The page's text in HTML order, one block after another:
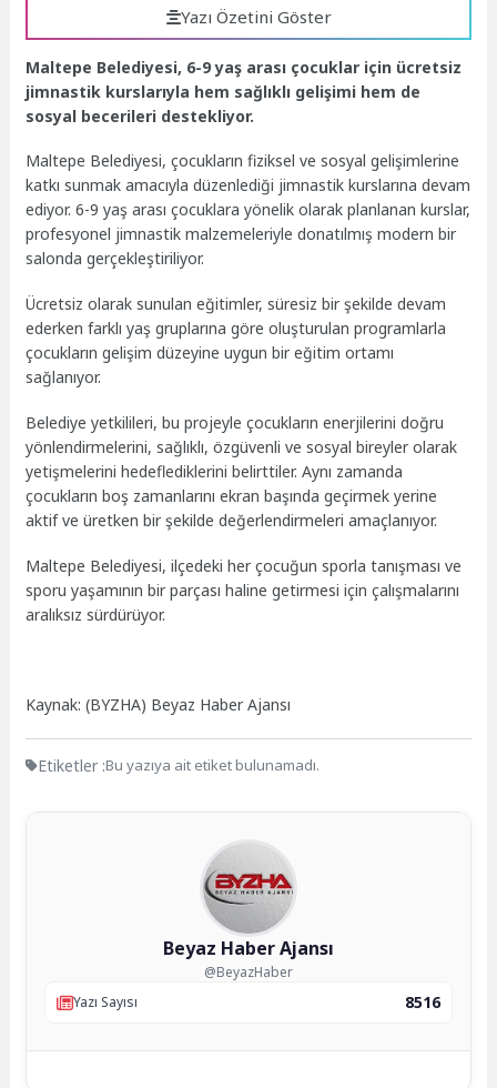
Yazı Özetini Göster
Maltepe Belediyesi, 6-9 yaş arası çocuklar için ücretsiz
jimnastik kurslarıyla hem sağlıklı gelişimi hem de
sosyal becerileri destekliyor.
Maltepe Belediyesi, çocukların fiziksel ve sosyal gelişimlerine
katkı sunmak amacıyla düzenlediği jimnastik kurslarına devam
ediyor. 6-9 yaş arası çocuklara yönelik olarak planlanan kurslar,
profesyonel jimnastik malzemeleriyle donatılmış modern bir
salonda gerçekleştiriliyor.
Ücretsiz olarak sunulan eğitimler, süresiz bir şekilde devam
ederken farklı yaş gruplarına göre oluşturulan programlarla
çocukların gelişim düzeyine uygun bir eğitim ortamı
sağlanıyor.
Belediye yetkilileri, bu projeyle çocukların enerjilerini doğru
yönlendirmelerini, sağlıklı, özgüvenli ve sosyal bireyler olarak
yetişmelerini hedeflediklerini belirttiler. Aynı zamanda
çocukların boş zamanlarını ekran başında geçirmek yerine
aktif ve üretken bir şekilde değerlendirmeleri amaçlanıyor.
Maltepe Belediyesi, ilçedeki her çocuğun sporla tanışması ve
sporu yaşamının bir parçası haline getirmesi için çalışmalarını
aralıksız sürdürüyor.
Kaynak: (BYZHA) Beyaz Haber Ajansı
Etiketler :Bu yazıya ait etiket bulunamadı.
Beyaz Haber Ajansı
@BeyazHaber
Yazı Sayısı
8516